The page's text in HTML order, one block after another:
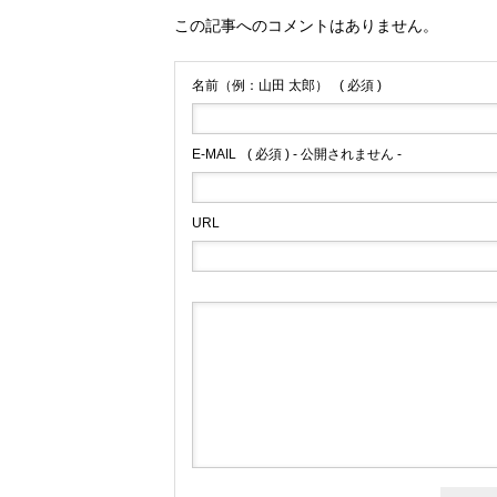
この記事へのコメントはありません。
名前（例：山田 太郎） ( 必須 )
E-MAIL ( 必須 ) - 公開されません -
URL